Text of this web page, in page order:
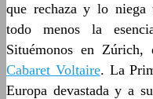
que rechaza y lo niega
todo menos la
Situémonos en
Cabaret Voltaire. La
Europa devastada y a